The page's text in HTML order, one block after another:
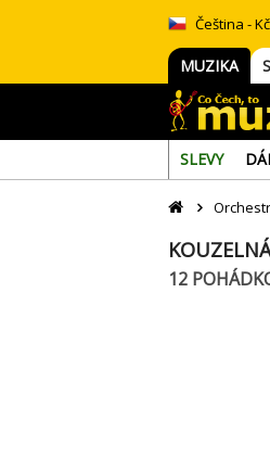
Čeština - Kč
MUZIKA
SLEVY
Orchestr
12